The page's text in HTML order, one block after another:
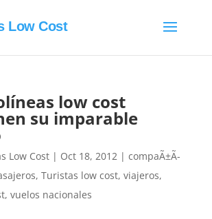
Low Cost
low cost
su imparable
Low Cost| Oct 18, 2012| compaÃ±Ã­
, Turistas low cost, viajeros,
, vuelos nacionales